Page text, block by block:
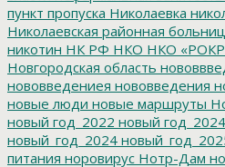
пункт пропуска Николаевка
Николаевская районная
никотин НК РФ НКО НКО
Новгородская область
нововведениея нововведения
новые люди новые маршруты
новый год_2022 новый год_2024
новый_год_2024
питания норовирус Нотр-Дам